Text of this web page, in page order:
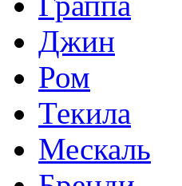
Джин
Ром
Текила
Мескаль